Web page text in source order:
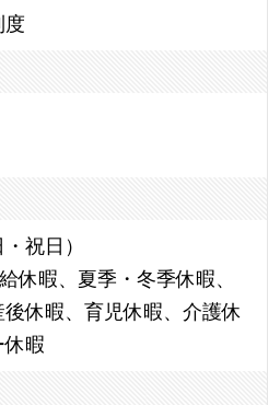
度
祝日）
暇、夏季・冬季休暇、
休暇、育児休暇、介護休
休暇